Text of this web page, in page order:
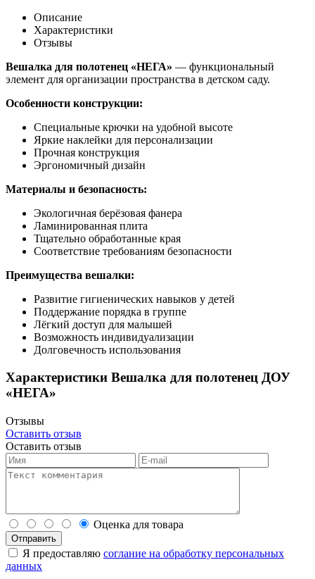
Описание
Характеристики
Отзывы
Вешалка для полотенец «НЕГА» — функциональный
элемент для организации пространства в детском саду.
Особенности конструкции:
Специальные крючки на удобной высоте
Яркие наклейки для персонализации
Прочная конструкция
Эргономичный дизайн
Материалы и безопасность:
Экологичная берёзовая фанера
Ламинированная плита
Тщательно обработанные края
Соответствие требованиям безопасности
Преимущества вешалки:
Развитие гигиенических навыков у детей
Поддержание порядка в группе
Лёгкий доступ для малышей
Возможность индивидуализации
Долговечность использования
Характеристики Вешалка для полотенец ДОУ
«НЕГА»
Отзывы
Оставить отзыв
Оставить отзыв
Оценка для товара
Я предоставляю соглание на обработку персональных
данных